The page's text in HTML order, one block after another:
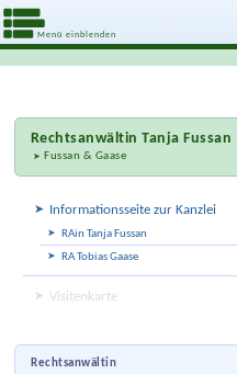
Menü einblenden
RechtsanwältinTanja Fussan
Fussan & Gaase
Informationsseite zur Kanzlei
RAin Tanja Fussan
RA Tobias Gaase
Visitenkarte
Rechtsanwältin